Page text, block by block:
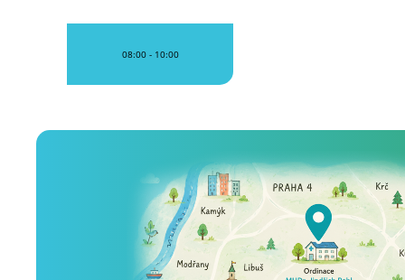
08:00 - 10:00